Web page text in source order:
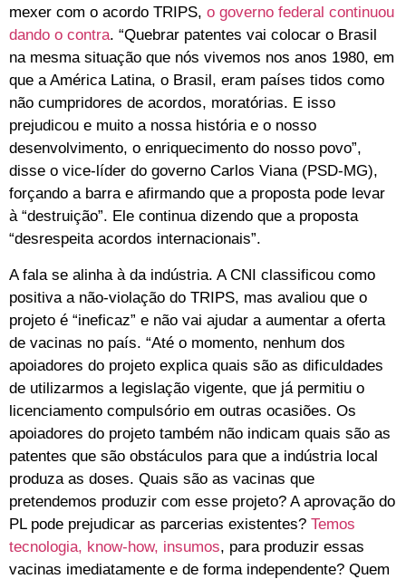
mexer com o acordo TRIPS, o governo federal continuou
dando o contra. “Quebrar patentes vai colocar o Brasil
na mesma situação que nós vivemos nos anos 1980, em
que a América Latina, o Brasil, eram países tidos como
não cumpridores de acordos, moratórias. E isso
prejudicou e muito a nossa história e o nosso
desenvolvimento, o enriquecimento do nosso povo”,
disse o vice-líder do governo Carlos Viana (PSD-MG),
forçando a barra e afirmando que a proposta pode levar
à “destruição”. Ele continua dizendo que a proposta
“desrespeita acordos internacionais”.
A fala se alinha à da indústria. A CNI classificou como
positiva a não-violação do TRIPS, mas avaliou que o
projeto é “ineficaz” e não vai ajudar a aumentar a oferta
de vacinas no país. “Até o momento, nenhum dos
apoiadores do projeto explica quais são as dificuldades
de utilizarmos a legislação vigente, que já permitiu o
licenciamento compulsório em outras ocasiões. Os
apoiadores do projeto também não indicam quais são as
patentes que são obstáculos para que a indústria local
produza as doses. Quais são as vacinas que
pretendemos produzir com esse projeto? A aprovação do
PL pode prejudicar as parcerias existentes? Temos
tecnologia, know-how, insumos, para produzir essas
vacinas imediatamente e de forma independente? Quem